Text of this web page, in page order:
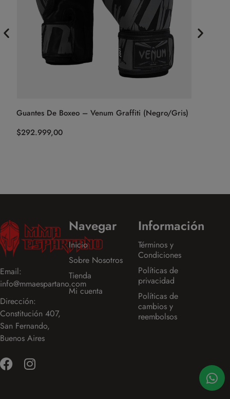
Guantes De Boxeo – Venum Graffiti (Negro/Gris)
$292.999,00
Email:
info@mmaespartano.com
Dirección:
Constitución 407,
San Fernando,
Buenos Aires
Navegar
Inicio
Sobre Nosotros
Tienda
Mi cuenta
Información
Términos y
Condiciones
Políticas de
privacidad
Políticas de
cambios y
reembolsos